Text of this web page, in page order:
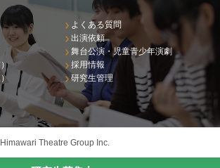
よくある質問
出演依頼
舞台公演・児童青少年演劇
採用情報
研究生管理
Theatre Group Inc.